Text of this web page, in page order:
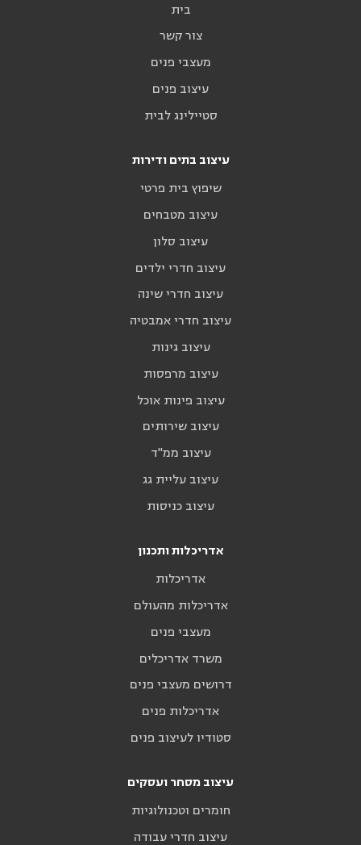
בית
צור קשר
מעצבי פנים
עיצוב פנים
סטיילינג לבית
עיצוב בתים ודירות
שיפוץ בית פרטי
עיצוב מטבחים
עיצוב סלון
עיצוב חדרי ילדים
עיצוב חדרי שינה
עיצוב חדרי אמבטיה
עיצוב גינות
עיצוב מרפסות
עיצוב פינות אוכל
עיצוב שירותים
עיצוב ממ"ד
עיצוב עליית גג
עיצוב כניסות
אדריכלות ותכנון
אדריכלות
אדריכלות מהעולם
מעצבי פנים
משרד אדריכלים
דרושים מעצבי פנים
אדריכלות פנים
סטודיו לעיצוב פנים
עיצוב מסחר ועסקים
חומרים וטכנולוגיות
עיצוב חדרי עבודה